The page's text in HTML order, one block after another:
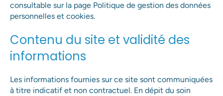
consultable sur la page Politique de gestion des données
personnelles et cookies.
Contenu du site et validité des
informations
Les informations fournies sur ce site sont communiquées
à titre indicatif et non contractuel. En dépit du soin
Les champs suivis d'un * sont obligatoires